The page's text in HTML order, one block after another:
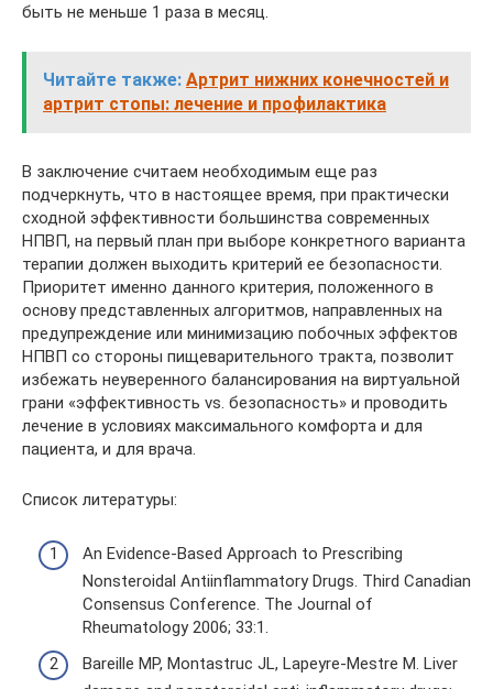
быть не меньше 1 раза в месяц.
Читайте также: Артрит нижних конечностей и
артрит стопы: лечение и профилактика
В заключение считаем необходимым еще раз
подчеркнуть, что в настоящее время, при практически
сходной эффективности большинства современных
НПВП, на первый план при выборе конкретного варианта
терапии должен выходить критерий ее безопасности.
Приоритет именно данного критерия, положенного в
основу представленных алгоритмов, направленных на
предупреждение или минимизацию побочных эффектов
НПВП со стороны пищеварительного тракта, позволит
избежать неуверенного балансирования на виртуальной
грани «эффективность vs. безопасность» и проводить
лечение в условиях максимального комфорта и для
пациента, и для врача.
Список литературы:
An Evidence-Based Approach to Prescribing
Nonsteroidal Antiinflammatory Drugs. Third Canadian
Consensus Conference. The Journal of
Rheumatology 2006; 33:1.
Bareille MP, Montastruc JL, Lapeyre-Mestre M. Liver